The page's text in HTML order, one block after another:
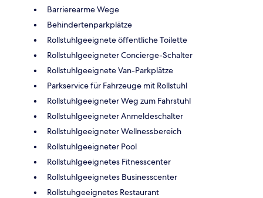
Barrierearme Wege
Behindertenparkplätze
Rollstuhlgeeignete öffentliche Toilette
Rollstuhlgeeigneter Concierge-Schalter
Rollstuhlgeeignete Van-Parkplätze
Parkservice für Fahrzeuge mit Rollstuhl
Rollstuhlgeeigneter Weg zum Fahrstuhl
Rollstuhlgeeigneter Anmeldeschalter
Rollstuhlgeeigneter Wellnessbereich
Rollstuhlgeeigneter Pool
Rollstuhlgeeignetes Fitnesscenter
Rollstuhlgeeignetes Businesscenter
Rollstuhgeeignetes Restaurant